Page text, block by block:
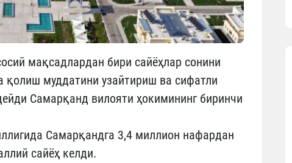
мақсадлардан бири сайёҳлар сонини
қолиш муддатини узайтириш ва сифатли
Самарқанд вилояти ҳокимининг биринчи
Самарқандга 3,4 миллион нафардан
сайёҳ келди.